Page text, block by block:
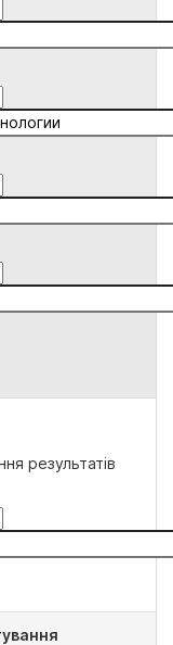
результатів